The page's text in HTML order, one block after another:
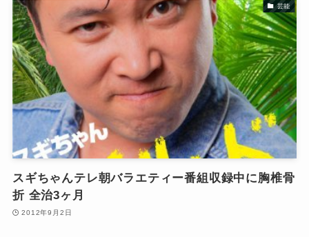
芸能
スギちゃんテレ朝バラエティー番組収録中に胸椎骨
折 全治3ヶ月
2012年9月2日